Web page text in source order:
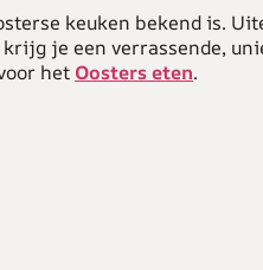
keuken bekend is.
je een verrassende,
het Oosters eten.